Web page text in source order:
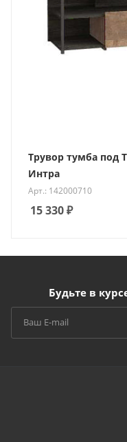
Трувор тумба под
Интра
Арт.: 142000710
15 330₽
Будьте в